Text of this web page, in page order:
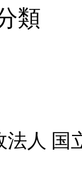
類
法人 国